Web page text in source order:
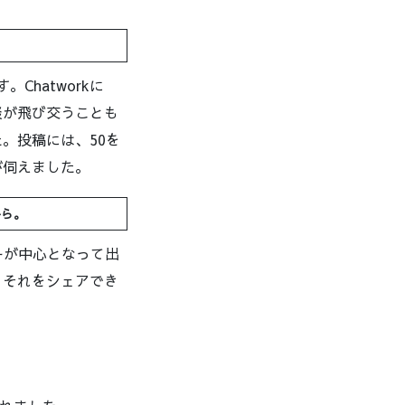
。Chatworkに
飛び交うことも
投稿には、50を
えました。
。
中心となって出
れをシェアでき